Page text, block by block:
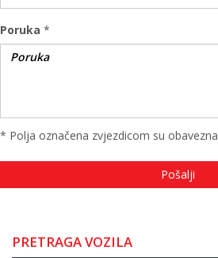
Poruka *
* Polja označena zvjezdicom su obavezna
PRETRAGA VOZILA